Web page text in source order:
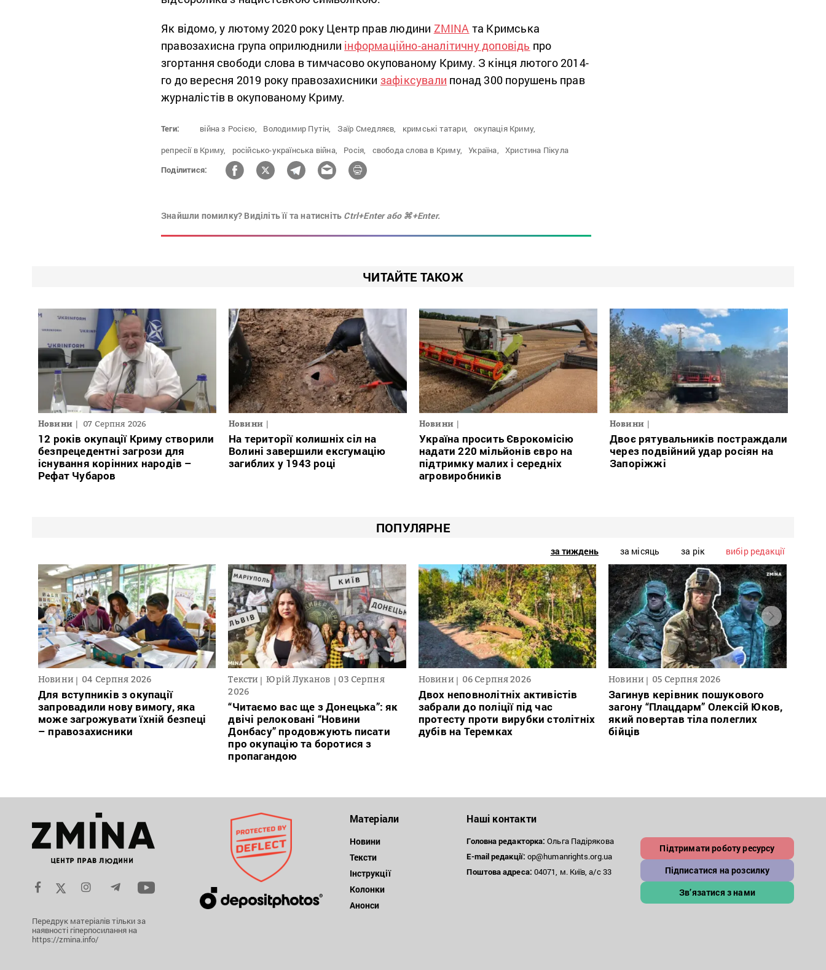
Як відомо, у лютому 2020 року Центр прав людини ZMINA та Кримська
правозахисна група оприлюднили інформаційно-аналітичну доповідь про
згортання свободи слова в тимчасово окупованому Криму. З кінця лютого 2014-
го до вересня 2019 року правозахисники зафіксували понад 300 порушень прав
журналістів в окупованому Криму.
Теги: війна з Росією, Володимир Путін, Заїр Смедляєв, кримські татари,
окупація Криму,
репресії в Криму,
російсько-українська війна, Росія, свобода слова в Криму, Україна,
Христина Пікула
Поділитися:
Знайшли помилку? Виділіть її та натисніть Ctrl+Enter або ⌘+Enter.
ЧИТАЙТЕ ТАКОЖ
Новини 07 Серпня 2026
12 років окупації Криму створили
безпрецедентні загрози для
існування корінних народів –
Рефат Чубаров
Новини
На території колишніх сіл на
Волині завершили ексгумацію
загиблих у 1943 році
Новини
Україна просить Єврокомісію
надати 220 мільйонів євро на
підтримку малих і середніх
агровиробників
Новини
Двоє рятувальників постраждали
через подвійний удар росіян на
Запоріжжі
ПОПУЛЯРНЕ
за тиждень за місяць за рік вибір редакції
Новини 04 Серпня 2026
Для вступників з окупації
запровадили нову вимогу, яка
може загрожувати їхній безпеці
– правозахисники
Тексти Юрій Луканов
03 Серпня
2026
“Читаємо вас ще з Донецька”: як
двічі релоковані “Новини
Донбасу” продовжують писати
про окупацію та боротися з
пропагандою
Новини 06 Серпня 2026
Двох неповнолітніх активістів
забрали до поліції під час
протесту проти вирубки столітніх
дубів на Теремках
Новини 05 Серпня 2026
Загинув керівник пошукового
загону “Плацдарм” Олексій Юков,
який повертав тіла полеглих
бійців
Передрук матеріалів тільки за
наявності гіперпосилання на
https://zmina.info/
Матеріали
Новини
Тексти
Інструкції
Колонки
Анонси
Наші контакти
Головна редакторка: Ольга Падірякова
E-mail редакції: op@humanrights.org.ua
Поштоваадреса: 04071, м. Київ, а/с 33
Підтримати роботу ресурсу
Підписатися на розсилку
Зв’язатися з нами